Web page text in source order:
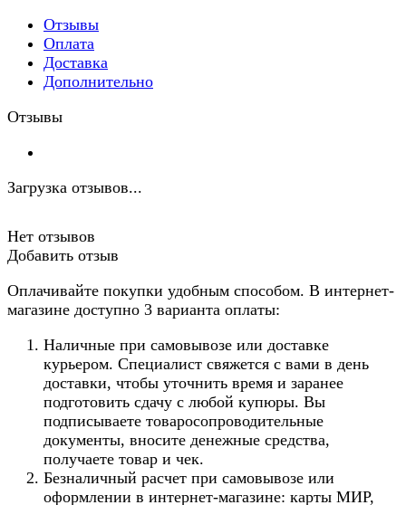
Отзывы
Оплата
Доставка
Дополнительно
Отзывы
Загрузка отзывов...
Нет отзывов
Добавить отзыв
Оплачивайте покупки удобным способом. В интернет-
магазине доступно 3 варианта оплаты:
Наличные при самовывозе или доставке
курьером. Специалист свяжется с вами в день
доставки, чтобы уточнить время и заранее
подготовить сдачу с любой купюры. Вы
подписываете товаросопроводительные
документы, вносите денежные средства,
получаете товар и чек.
Безналичный расчет при самовывозе или
оформлении в интернет-магазине: карты МИР,